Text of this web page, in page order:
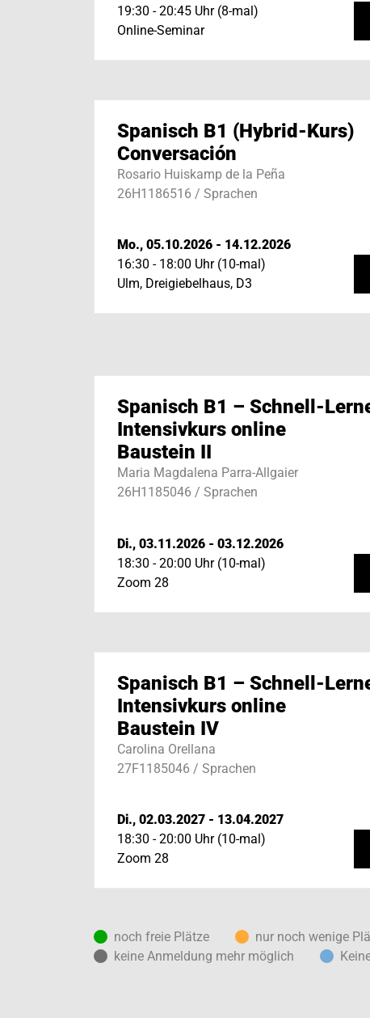
19:30 - 20:45 Uhr (8-mal)
Online-Seminar
Spanisch B1 (Hybrid-Kurs)
Conversación
Rosario Huiskamp de la Peña
26H1186516 / Sprachen
Mo., 05.10.2026 - 14.12.2026
16:30 - 18:00 Uhr (10-mal)
Ulm, Dreigiebelhaus, D3
Spanisch B1 – Schnell-
Intensivkurs online
Baustein II
Maria Magdalena Parra-Allgaier
26H1185046 / Sprachen
Di., 03.11.2026 - 03.12.2026
18:30 - 20:00 Uhr (10-mal)
Zoom 28
Spanisch B1 – Schnell-
Intensivkurs online
Baustein IV
Carolina Orellana
27F1185046 / Sprachen
Di., 02.03.2027 - 13.04.2027
18:30 - 20:00 Uhr (10-mal)
Zoom 28
noch freie Plätze nur noch wenige
keine Anmeldung mehr möglich